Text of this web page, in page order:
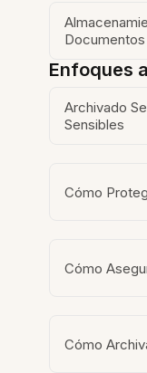
Enfoques
Archivado
Sensibles
Cómo
Cómo
Cómo